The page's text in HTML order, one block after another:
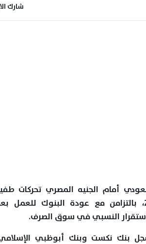
شارك
أمام الجنيه المصري تحركات
اليوم الأحد 7 يونيو 2026، بالتزامن مع عودة البنوك
النسبي في سوق الصرف.
بنك نكست وبنك أبوظبي الإسلامي